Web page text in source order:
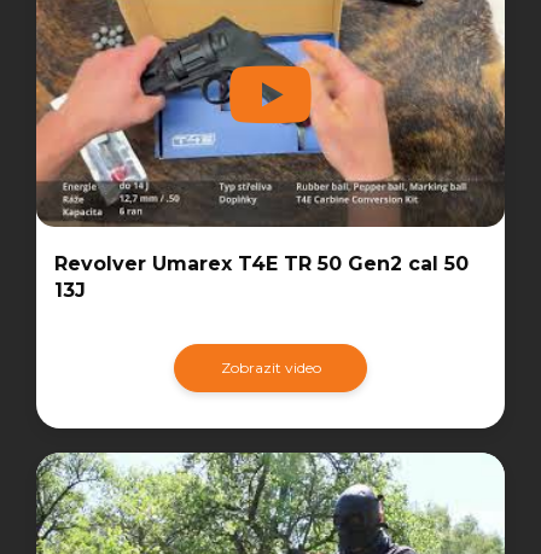
Revolver Umarex T4E TR 50 Gen2 cal 50
13J
Zobrazit video